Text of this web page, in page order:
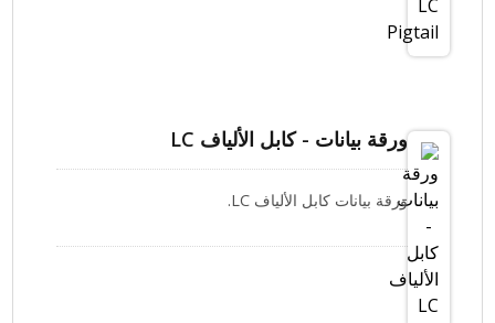
ورقة بيانات - كابل الألياف LC
ورقة بيانات كابل الألياف LC.